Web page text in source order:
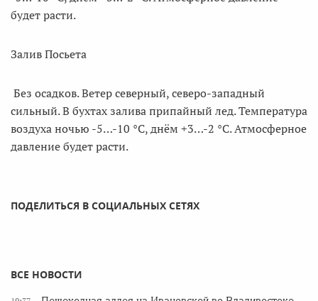
будет расти.
Залив Посьета
Без осадков. Ветер северный, северо-западный
сильный. В бухтах залива припайный лед. Температура
воздуха ночью -5…-10 °С, днём +3…-2 °С. Атмосферное
давление будет расти.
ПОДЕЛИТЬСЯ В СОЦИАЛЬНЫХ СЕТЯХ
ВСЕ НОВОСТИ